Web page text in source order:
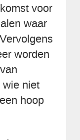
voor
waar
worden
wie niet
hoop